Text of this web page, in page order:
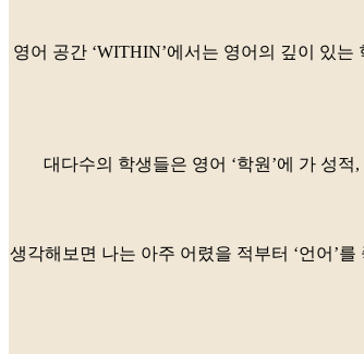
영어 공간 ‘WITHIN’에서는 영어의 깊이 있
대다수의 학생들은 영어 ‘학원’에 가 성
생각해보면 나는 아주 어렸을 적부터 ‘언어’